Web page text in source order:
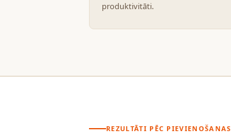
produktivitāti.
REZULTĀTI PĒC PIEVIENOŠANAS